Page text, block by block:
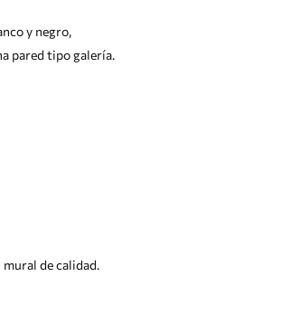
y negro,
pared tipo galería.
de calidad.